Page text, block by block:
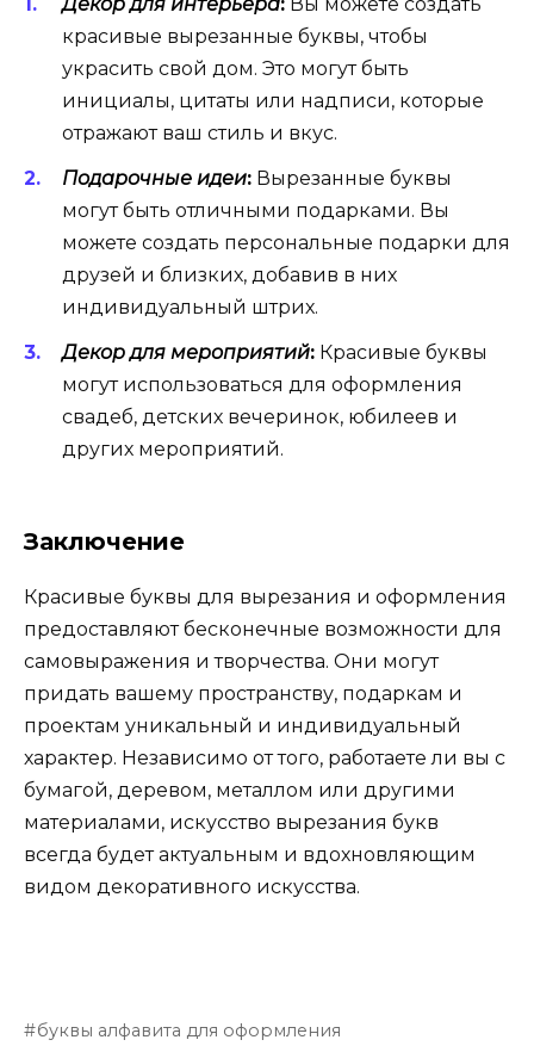
красивые вырезанные буквы, чтобы
украсить свой дом. Это могут быть
инициалы, цитаты или надписи, которые
отражают ваш стиль и вкус.
Подарочные идеи: Вырезанные буквы
могут быть отличными подарками. Вы
можете создать персональные подарки для
друзей и близких, добавив в них
индивидуальный штрих.
Декор для мероприятий: Красивые буквы
могут использоваться для оформления
свадеб, детских вечеринок, юбилеев и
других мероприятий.
Заключение
Красивые буквы для вырезания и оформления
предоставляют бесконечные возможности для
самовыражения и творчества. Они могут
придать вашему пространству, подаркам и
проектам уникальный и индивидуальный
характер. Независимо от того, работаете ли вы с
бумагой, деревом, металлом или другими
материалами, искусство вырезания букв
всегда будет актуальным и вдохновляющим
видом декоративного искусства.
буквы алфавита для оформления